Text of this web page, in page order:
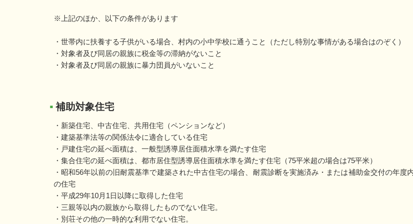
※上記のほか、以下の条件があります
・世帯内に扶養する子供がいる場合、村内の小中学校に通うこと（ただし特別な事情がある場合はのぞく）
・対象者及び同居の親族に税金等の滞納がないこと
・対象者及び同居の親族に暴力団員がいないこと
■ 補助対象住宅
・新築住宅、中古住宅、共用住宅（ペンションなど）
・建築基準法等の関係法令に適合している住宅
・戸建住宅の延べ面積は、一般型誘導居住面積水準を満たす住宅
・集合住宅の延べ面積は、都市居住型誘導居住面積水準を満たす住宅（75平米超の場合は75平米）
・昭和56年以前の旧耐震基準で建築された中古住宅の場合、耐震診断を実施済み・または補助金交付の年度
の住宅
・平成29年10月1日以降に取得した住宅
・三親等以内の親族から取得したものでない住宅。
・別荘その他の一時的な利用でない住宅。